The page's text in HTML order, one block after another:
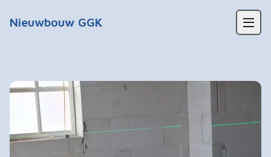
Nieuwbouw GGK